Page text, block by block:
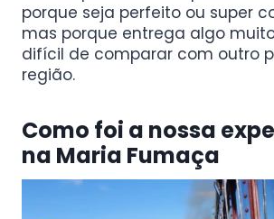
porque seja perfeito ou super
mas porque entrega algo
difícil de comparar com outro
região.
Como foi a nossa
na Maria Fumaça